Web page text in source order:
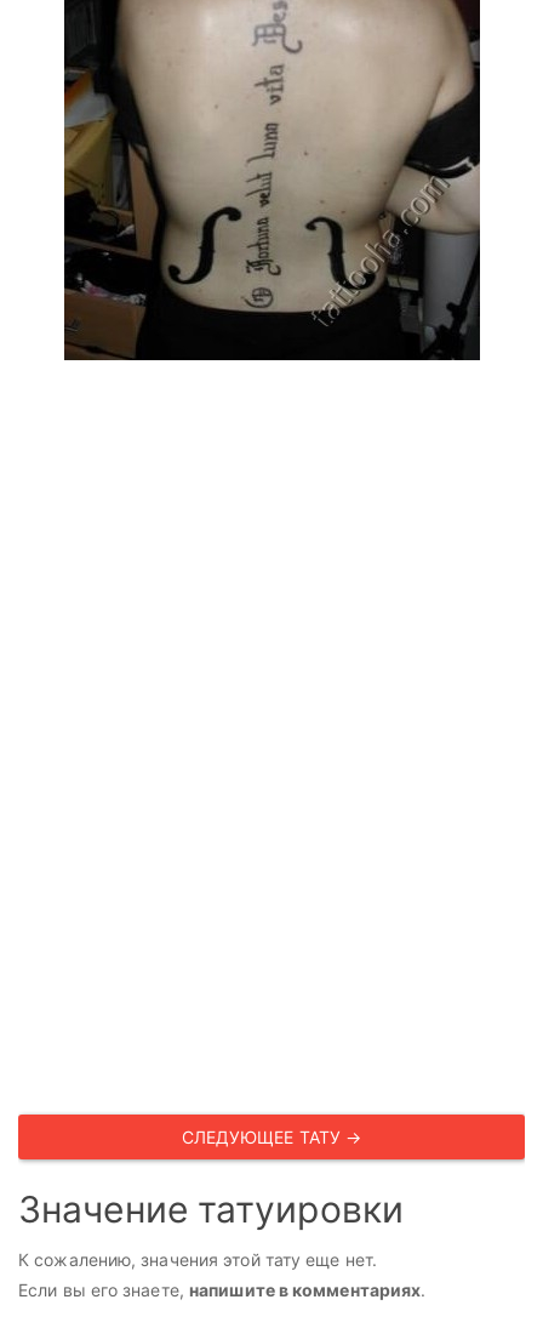
СЛЕДУЮЩЕЕ ТАТУ →
Значение татуировки
К сожалению, значения этой тату еще нет.
Если вы его знаете, напишите в комментариях.